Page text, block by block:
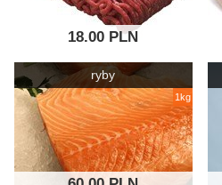
18.00 PLN
ryby
1kg